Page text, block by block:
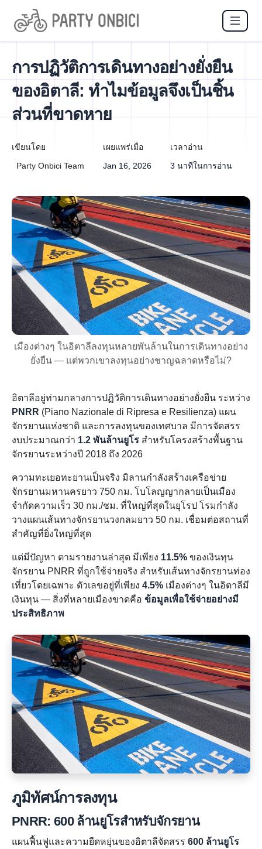
การปฏิวัติการเดินทางอย่างยั่งยืน
ของอิตาลี: ทำไมข้อมูลจึงเป็นชิ้น
ส่วนที่ขาดหาย
เขียนโดย
Party Onbici Team
เผยแพร่เมื่อ
Jan 16, 2026
เวลาอ่าน
3 นาทีในการอ่าน
เมืองต่างๆ ในอิตาลีลงทุนหลายพันล้านในการเดินทางอย่าง
ยั่งยืน — แต่พวกเขาลงทุนอย่างชาญฉลาดหรือไม่?
อิตาลีอยู่ท่ามกลางการปฏิวัติการเดินทางอย่างยั่งยืน ระหว่าง
PNRR (Piano Nazionale di Ripresa e Resilienza) แผน
จักรยานแห่งชาติ และการลงทุนของเทศบาล มีการจัดสรร
งบประมาณกว่า 1.2 พันล้านยูโร สำหรับโครงสร้างพื้นฐาน
จักรยานระหว่างปี 2018 ถึง 2026
ความทะเยอทะยานเป็นจริง มิลานกำลังสร้างเครือข่าย
จักรยานมหานครยาว 750 กม. โบโลญญากลายเป็นเมือง
จำกัดความเร็ว 30 กม./ชม. ที่ใหญ่ที่สุดในยุโรป โรมกำลัง
วางแผนเส้นทางจักรยานวงกลมยาว 50 กม. เชื่อมต่อสถานที่
สำคัญที่ยิ่งใหญ่ที่สุด
แต่มีปัญหา ตามรายงานล่าสุด มีเพียง 11.5% ของเงินทุน
จักรยาน PNRR ที่ถูกใช้จ่ายจริง สำหรับเส้นทางจักรยานท่อง
เที่ยวโดยเฉพาะ ตัวเลขอยู่ที่เพียง 4.5% เมืองต่างๆ ในอิตาลีมี
เงินทุน — สิ่งที่หลายเมืองขาดคือ ข้อมูลเพื่อใช้จ่ายอย่างมี
ประสิทธิภาพ
ภูมิทัศน์การลงทุน
PNRR: 600 ล้านยูโรสำหรับจักรยาน
แผนฟื้นฟูและความยืดหยุ่นของอิตาลีจัดสรร 600 ล้านยูโร